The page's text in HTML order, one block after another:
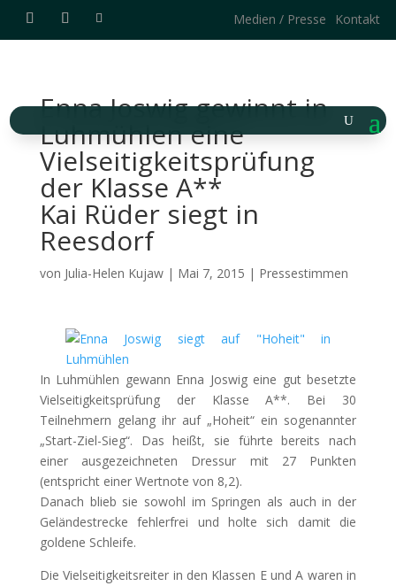
Medien / Presse Kontakt
Enna Joswig gewinnt in
Luhmühlen eine
Vielseitigkeitsprüfung
der Klasse A**
Kai Rüder siegt in
Reesdorf
von Julia-Helen Kujaw| Mai 7, 2015 | Pressestimmen
In Luhmühlen gewann Enna Joswig eine gut besetzte
Vielseitigkeitsprüfung der Klasse A**. Bei 30
Teilnehmern gelang ihr auf „Hoheit“ ein sogenannter
„Start-Ziel-Sieg“. Das heißt, sie führte bereits nach
einer ausgezeichneten Dressur mit 27 Punkten
(entspricht einer Wertnote von 8,2).
Danach blieb sie sowohl im Springen als auch in der
Geländestrecke fehlerfrei und holte sich damit die
goldene Schleife.
Die Vielseitigkeitsreiter in den Klassen E und A waren in